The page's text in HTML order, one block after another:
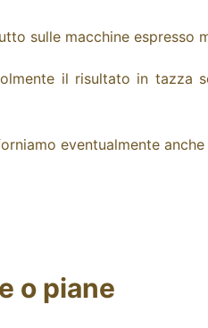
sulle macchine espresso
il risultato in tazza
eventualmente anche
o piane